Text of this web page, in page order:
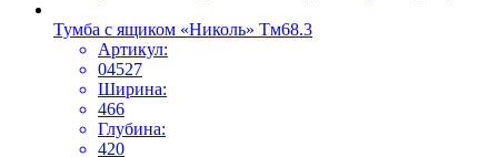
Тумба с ящиком «Николь» Тм68.3
Артикул:
04527
Ширина:
466
Глубина:
420